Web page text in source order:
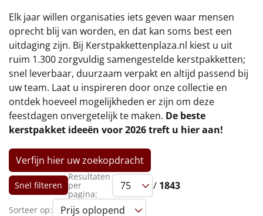
Alle kerstpakketten 2026
Thema
Origineel
Rituals
Luxe
Mannen
Vrouwen
Elk jaar willen organisaties iets geven waar mensen
oprecht blij van worden, en dat kan soms best een
uitdaging zijn. Bij Kerstpakkettenplaza.nl kiest u uit
ruim 1.300 zorgvuldig samengestelde kerstpakketten;
snel leverbaar, duurzaam verpakt en altijd passend bij
uw team. Laat u inspireren door onze collectie en
ontdek hoeveel mogelijkheden er zijn om deze
feestdagen onvergetelijk te maken. De beste
kerstpakket ideeën voor 2026 treft u hier aan!
Verfijn hier uw zoekopdracht
Snel filteren
Resultaten
per
pagina:
/ 1843
Sorteer op: